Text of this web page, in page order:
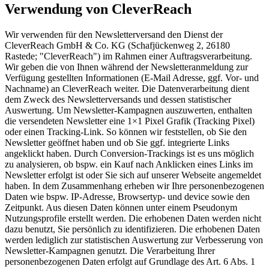
Verwendung von CleverReach
Wir verwenden für den Newsletterversand den Dienst der
CleverReach GmbH & Co. KG (Schafjückenweg 2, 26180
Rastede; "CleverReach") im Rahmen einer Auftragsverarbeitung.
Wir geben die von Ihnen während der Newsletteranmeldung zur
Verfügung gestellten Informationen (E-Mail Adresse, ggf. Vor- und
Nachname) an CleverReach weiter. Die Datenverarbeitung dient
dem Zweck des Newsletterversands und dessen statistischer
Auswertung. Um Newsletter-Kampagnen auszuwerten, enthalten
die versendeten Newsletter eine 1×1 Pixel Grafik (Tracking Pixel)
oder einen Tracking-Link. So können wir feststellen, ob Sie den
Newsletter geöffnet haben und ob Sie ggf. integrierte Links
angeklickt haben. Durch Conversion-Trackings ist es uns möglich
zu analysieren, ob bspw. ein Kauf nach Anklicken eines Links im
Newsletter erfolgt ist oder Sie sich auf unserer Webseite angemeldet
haben. In dem Zusammenhang erheben wir Ihre personenbezogenen
Daten wie bspw. IP-Adresse, Browsertyp- und device sowie den
Zeitpunkt. Aus diesen Daten können unter einem Pseudonym
Nutzungsprofile erstellt werden. Die erhobenen Daten werden nicht
dazu benutzt, Sie persönlich zu identifizieren. Die erhobenen Daten
werden lediglich zur statistischen Auswertung zur Verbesserung von
Newsletter-Kampagnen genutzt. Die Verarbeitung Ihrer
personenbezogenen Daten erfolgt auf Grundlage des Art. 6 Abs. 1